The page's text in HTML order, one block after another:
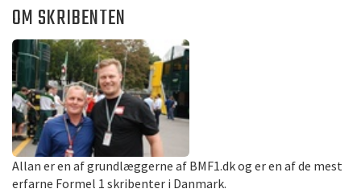
OM SKRIBENTEN
Allan er en af grundlæggerne af BMF1.dk og er en af de mest
erfarne Formel 1 skribenter i Danmark.